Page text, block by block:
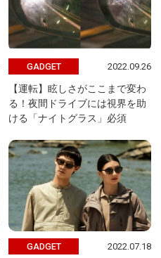
GADGET 2022.09.26
【運転】眩しさがここまで変わ
る！夜間ドライブには視界を助
ける「ナイトグラス」必須
GADGET 2022.07.18